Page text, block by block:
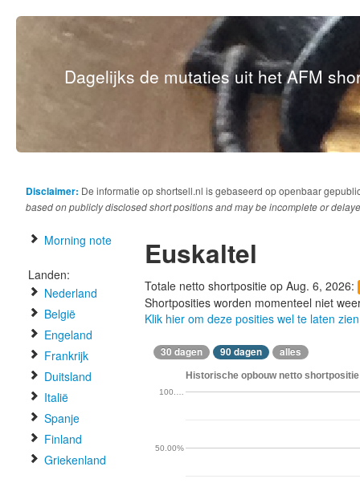
Dagelijks de mutaties uit het AFM
Disclaimer: De informatie op shortsell.nl is gebaseerd op openbaar
based on publicly disclosed short positions and may be incomplete or
Morning note
Landen:
Nederland
België
Engeland
Frankrijk
Duitsland
Italië
Spanje
Finland
Griekenland
Euskaltel
Totale netto shortpositie op Aug. 6, 2026:
Shortposities worden momenteel niet
Klik hier om deze posities wel te laten zien
30 dagen 90 dagen alles
Historische opbouw netto
50.00%
100.…